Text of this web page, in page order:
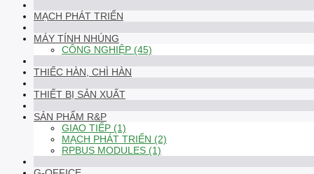
MẠCH PHÁT TRIỂN
MÁY TÍNH NHÚNG
CÔNG NGHIỆP (45)
THIẾC HÀN, CHÌ HÀN
THIẾT BỊ SẢN XUẤT
SẢN PHẨM R&P
GIAO TIẾP (1)
MẠCH PHÁT TRIỂN (2)
RPBUS MODULES (1)